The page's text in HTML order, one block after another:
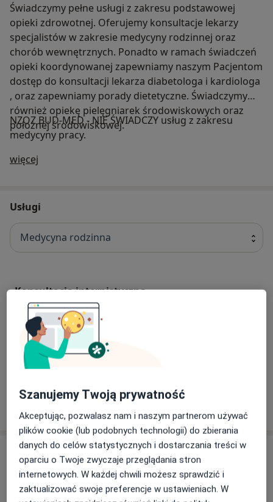
Świadczymy pełne usługi z zakresu podstawowej
opieki zdrowotnej. Oferujemy konsultacje lekarzy
specjalistów w zakresie medycyny rodzinnej oraz
chorób wewnętrznych. Ponadto w ramach świadczeń
opieki koordynowanej zapewniamy naszym Pacjentom
dostęp do konsultacji lekarza diabetologa i kardiologa
, oraz zapewniamy porady dietetyczne. Świadczymy
również opiekę pielęgniarek środowiskowych oraz
położnej środowiskowej.
NZOZ BUD-MED - NIE ŚWIADCZY usług z zakresu
medycyny pracy.
więcej
Usługi
Medycyna rodzinna
Konsultacja internistyczna
Szczegółykonsultacja internistyczna
Terapia bólu
SzczegółyTerapia bólu
W jaki sposób ustalane są ceny?
Specjaliści
Lekarz rodzinny
Szanujemy Twoją prywatność
Akceptując, pozwalasz nam i naszym partnerom używać
plików cookie (lub podobnych technologii) do zbierania
danych do celów statystycznych i dostarczania treści w
oparciu o Twoje zwyczaje przeglądania stron
internetowych. W każdej chwili możesz sprawdzić i
zaktualizować swoje preferencje w ustawieniach. W